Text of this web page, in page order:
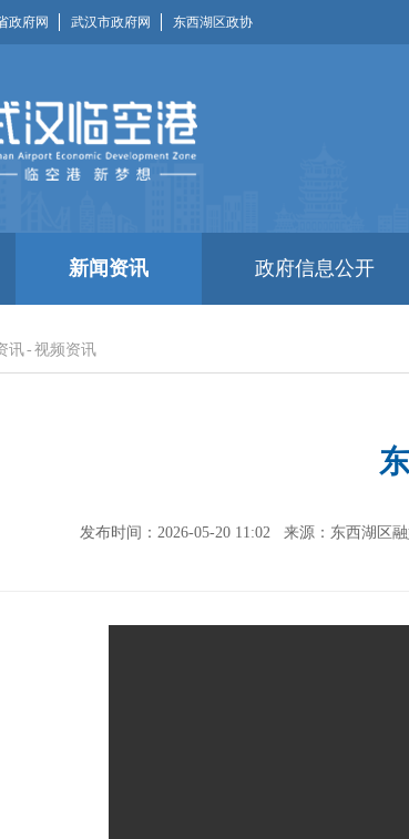
政府网 武汉市政府网 东西湖区政协
新闻资讯 政府信息公开
讯- 视频资讯
发布时间：2026-05-20 11:02 来源：东西湖区